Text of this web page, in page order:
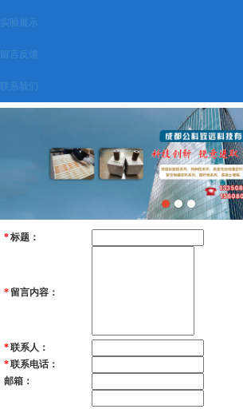
实验展示
留言反馈
联系我们
*标题：
* 留言内容：
*联系人：
*联系电话：
邮箱：